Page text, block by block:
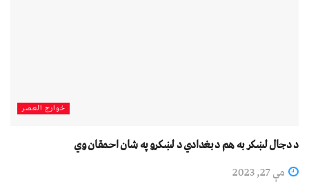
خوارج العصر
د دجال لښکر به هم د بغدادي د لښکرو په شان احمقان وي
مې 27, 2023